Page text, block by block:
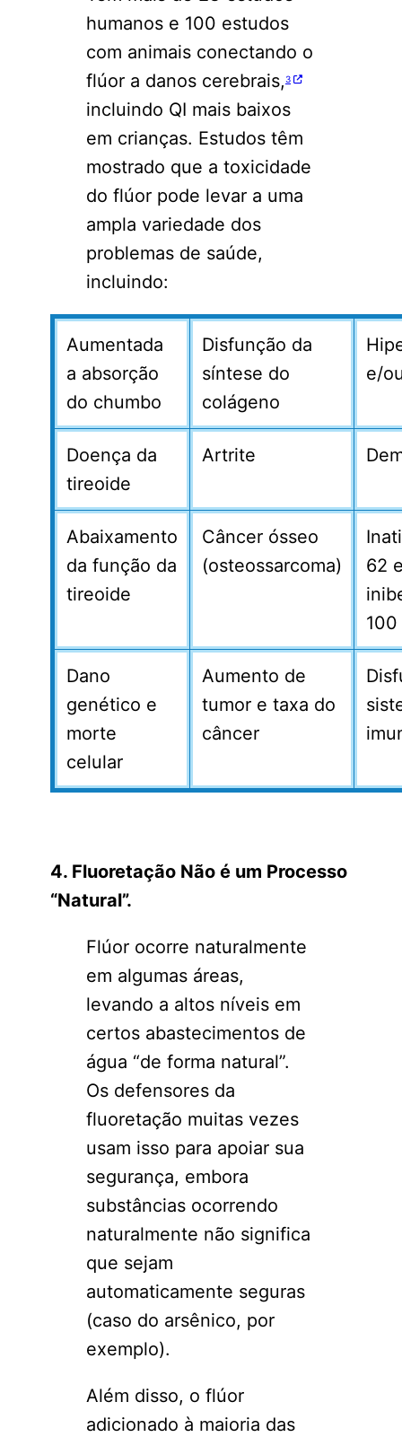
humanos e 100 estudos
com animais conectando o
flúor a danos cerebrais,3
incluindo QI mais baixos
em crianças. Estudos têm
mostrado que a toxicidade
do flúor pode levar a uma
ampla variedade dos
problemas de saúde,
incluindo:
Aumentada
a absorção
do chumbo
Disfunção da
síntese do
colágeno
e/
Doença da
tireoide
Artrite
Abaixamento
da função da
tireoide
Câncer ósseo
(osteossarcoma)
62
100
Dano
genético e
morte
celular
Aumento de
tumor e taxa do
câncer
4. Fluoretação Não é um Processo
“Natural”.
Flúor ocorre naturalmente
em algumas áreas,
levando a altos níveis em
certos abastecimentos de
água “de forma natural”.
Os defensores da
fluoretação muitas vezes
usam isso para apoiar sua
segurança, embora
substâncias ocorrendo
naturalmente não significa
que sejam
automaticamente seguras
(caso do arsênico, por
exemplo).
Além disso, o flúor
adicionado à maioria das